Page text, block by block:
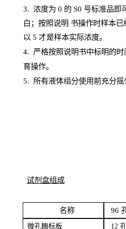
3. 浓度为 0 的 S0 号标准品即
白；按照说明 书操作时样本已
以 5 才是样本实际浓度。
4. 严格按照说明书中标明的
育操作。
5. 所有液体组分使用前充分摇
试剂盒组成
名称 96
微孔酶标板 12